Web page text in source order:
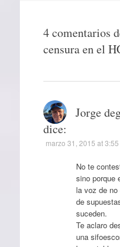
4 comentarios
censura en el
Jorge
dice:
marzo 31, 2015 at 3:55
No te
sino porque
la voz de
de
suceden.
Te aclaro
una